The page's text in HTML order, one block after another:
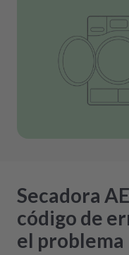
Secadora
código de
el problema